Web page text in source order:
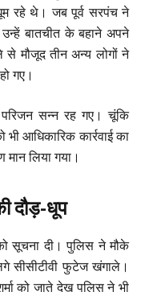
रहे थे। जब पूर्व सरपंच ने
बातचीत के बहाने अपने
मौजूद तीन अन्य लोगों ने
गए।
सन्न रह गए। चूंकि
भी आधिकारिक कार्रवाई का
लिया गया।
दौड़-धूप
सूचना दी। पुलिस ने मौके
फुटेज खंगाले।
को जाते देख पुलिस ने भी